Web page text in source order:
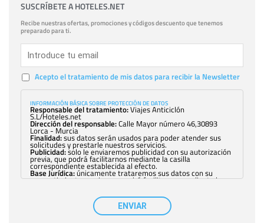
SUSCRÍBETE A HOTELES.NET
Recibe nuestras ofertas, promociones y códigos descuento que tenemos
preparado para ti.
Acepto el tratamiento de mis datos para recibir la Newsletter
INFORMACIÓN BÁSICA SOBRE PROTECCIÓN DE DATOS
Responsable del tratamiento:Viajes Anticiclón
S.L/Hoteles.net
Dirección del responsable:Calle Mayor número 46,30893
Lorca - Murcia
Finalidad:sus datos serán usados para poder atender sus
solicitudes y prestarle nuestros servicios.
Publicidad:solo le enviaremos publicidad con su autorización
previa, que podrá facilitarnos mediante la casilla
correspondiente establecida al efecto.
Base Jurídica:únicamente trataremos sus datos con su
consentimiento previo, que podrá facilitarnos mediante la
con carácter general, sólo el personal de
nuestra entidad que esté debidamente autorizado podrá
tener conocimiento de la información que le pedimos. No se
comunicarán datos a terceros.
ENVIAR